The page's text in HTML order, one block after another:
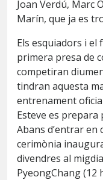
Joan Verdú, Marc
Marín, que ja es
Els esquiadors i
primera presa de
competiran
tindran aquesta
entrenament
Esteve es prepara
Abans d’entrar en
cerimònia
divendres al
PyeongChang (12